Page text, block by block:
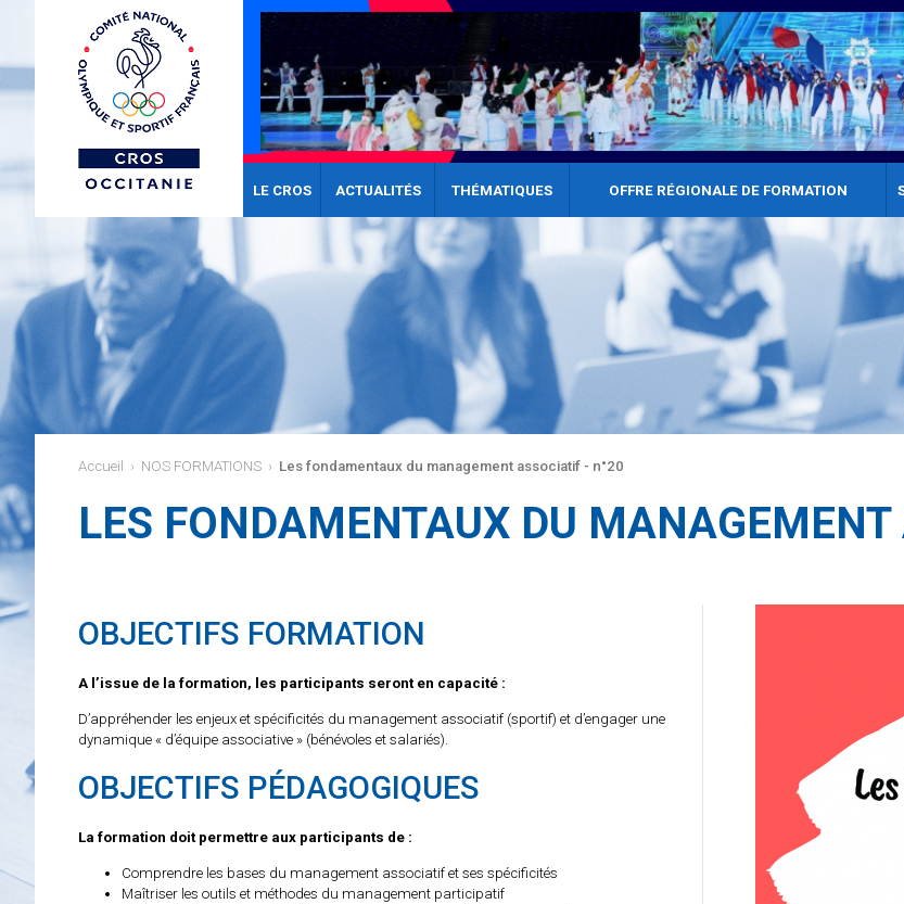
LE CROS ACTUALITÉS THÉMATIQUES OFFRE RÉGIONALE DE FORMATION
Accueil › NOS FORMATIONS › Les fondamentaux du management associatif - n°20
LES FONDAMENTAUX DU
OBJECTIFS FORMATION
A l’issue de la formation, les participants seront en capacité :
D’appréhender les enjeux et spécificités du management associatif (sportif) et d’engager une
dynamique « d’équipe associative » (bénévoles et salariés).
OBJECTIFS PÉDAGOGIQUES
La formation doit permettre aux participants de :
Comprendre les bases du management associatif et ses spécificités
Maîtriser les outils et méthodes du management participatif